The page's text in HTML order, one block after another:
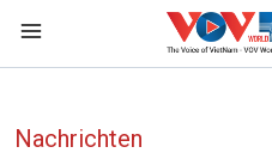
Nachrichten